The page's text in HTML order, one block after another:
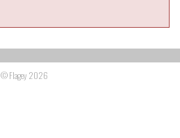
© Flagey 2026